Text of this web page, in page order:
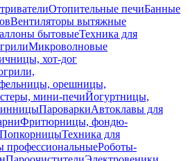
Отопительные печиБанные
Вентиляторы вытяжные
бытовыеТехника для
Микроволновые
хот-дог
орешницы,
мини-печиЙогуртницы,
ПароваркиАвтоклавы для
Фритюрницы, фондю-
ПопкорницыТехника для
профессиональныеРоботы-